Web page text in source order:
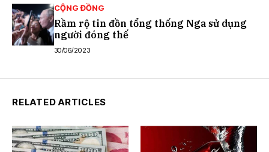
CỘNG ĐỒNG
Rầm rộ tin đồn tổng thống Nga sử dụng
người đóng thế
30/06/2023
RELATED ARTICLES